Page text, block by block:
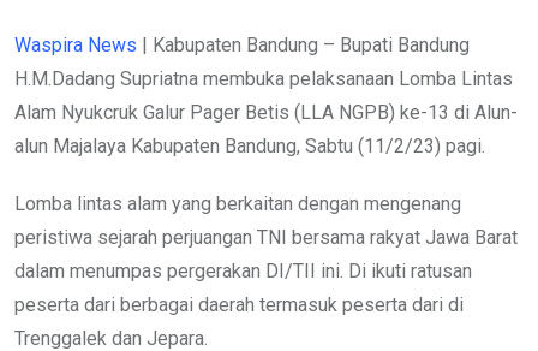
Waspira News | Kabupaten Bandung – Bupati Bandung
H.M.Dadang Supriatna membuka pelaksanaan Lomba Lintas
Alam Nyukcruk Galur Pager Betis (LLA NGPB) ke-13 di Alun-
alun Majalaya Kabupaten Bandung, Sabtu (11/2/23) pagi.
Lomba lintas alam yang berkaitan dengan mengenang
peristiwa sejarah perjuangan TNI bersama rakyat Jawa Barat
dalam menumpas pergerakan DI/TII ini. Di ikuti ratusan
peserta dari berbagai daerah termasuk peserta dari di
Trenggalek dan Jepara.